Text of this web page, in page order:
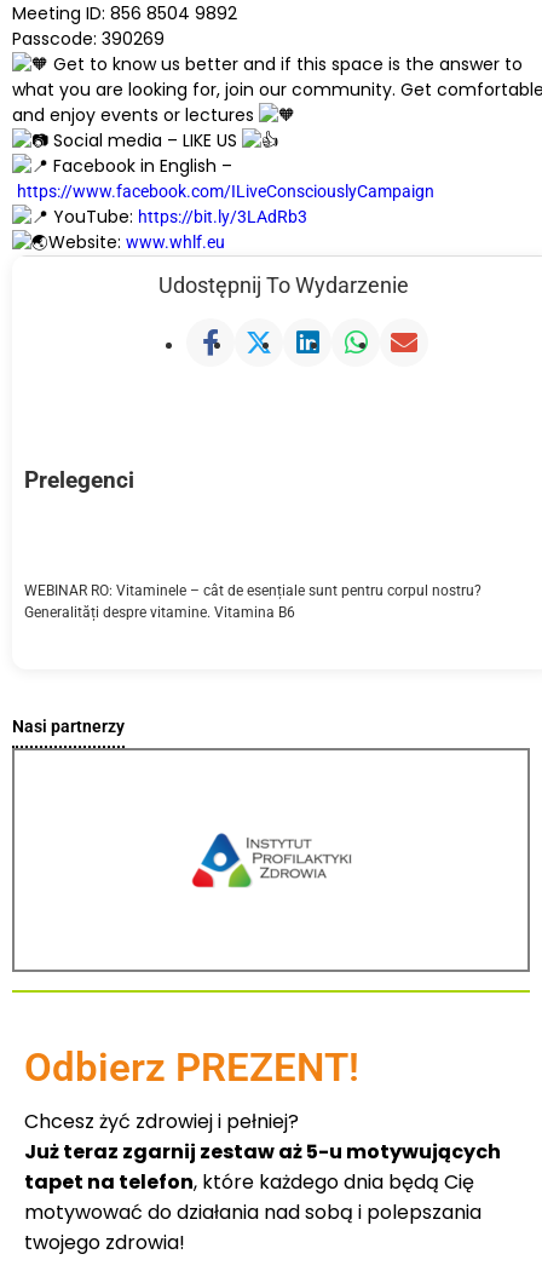
Meeting ID: 856 8504 9892
Passcode: 390269
Get to know us better and if this space is the answer to
what you are looking for, join our community. Get
and enjoy events or lectures
Social media – LIKE US
Facebook in English –
https://www.facebook.com/ILiveConsciouslyCampaign
YouTube: https://bit.ly/3LAdRb3
Website: www.whlf.eu
Udostępnij To Wydarzenie
Prelegenci
WEBINAR RO: Vitaminele – cât de esențiale sunt pentru corpul nostru?
Generalități despre vitamine. Vitamina B6
Nasi partnerzy
Odbierz PREZENT!
Chcesz żyć zdrowiej i pełniej?
Już teraz zgarnij zestaw aż 5-u motywujących
tapet na telefon, które każdego dnia będą Cię
motywować do działania nad sobą i polepszania
twojego zdrowia!